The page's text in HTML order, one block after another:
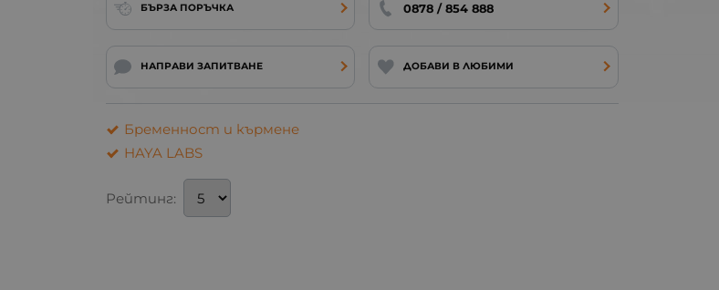
БЪРЗА ПОРЪЧКА 0878 / 854 888
НАПРАВИ ЗАПИТВАНЕ ДОБАВИ В ЛЮБИМИ
Бременност и кърмене
HAYA LABS
Рейтинг: